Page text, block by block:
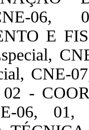
E
CNE-
02 -
06,